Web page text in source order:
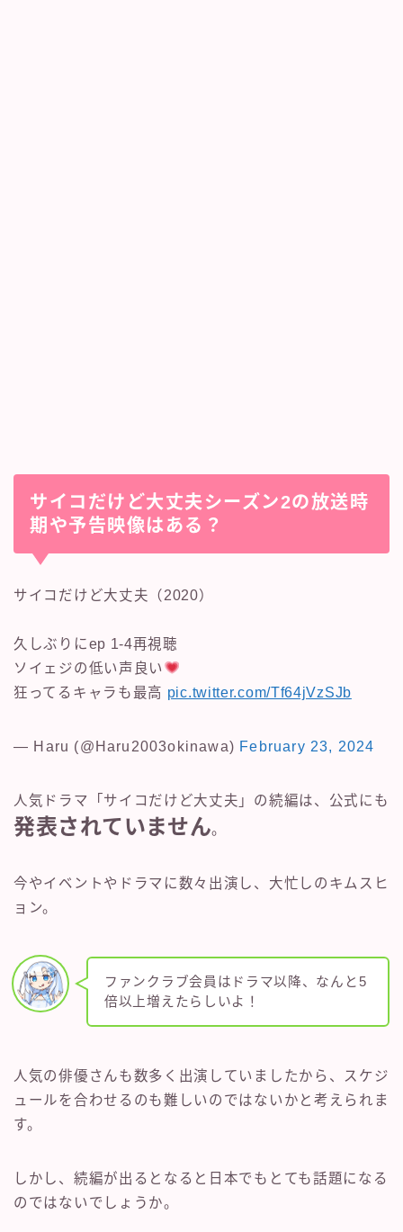
サイコだけど大丈夫シーズン2の放送時
期や予告映像はある？
サイコだけど大丈夫（2020）
久しぶりにep 1-4再視聴
ソイェジの低い声良い
狂ってるキャラも最高 pic.twitter.com/Tf64jVzSJb
— Haru (@Haru2003okinawa) February 23, 2024
人気ドラマ「サイコだけど大丈夫」の続編は、公式にも
発表されていません。
今やイベントやドラマに数々出演し、大忙しのキムスヒ
ョン。
ファンクラブ会員はドラマ以降、なんと5
倍以上増えたらしいよ！
人気の俳優さんも数多く出演していましたから、スケジ
ュールを合わせるのも難しいのではないかと考えられま
す。
しかし、続編が出るとなると日本でもとても話題になる
のではないでしょうか。